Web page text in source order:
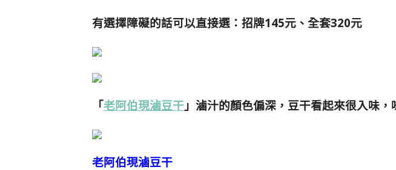
有選擇障礙的話可以直接選：招牌145元、全套320元
「老阿伯現滷豆干 」滷汁的顏色偏深，豆干看起來很入味
老阿伯現滷豆干